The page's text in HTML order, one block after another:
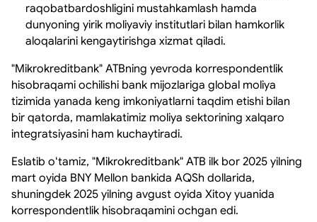
raqobatbardoshligini mustahkamlash hamda
dunyoning yirik moliyaviy institutlari bilan hamkorlik
aloqalarini kengaytirishga xizmat qiladi.
"Mikrokreditbank" ATBning yevroda korrespondentlik
hisobraqami ochilishi bank mijozlariga global moliya
tizimida yanada keng imkoniyatlarni taqdim etishi bilan
bir qatorda, mamlakatimiz moliya sektorining xalqaro
integratsiyasini ham kuchaytiradi.
Eslatib oʻtamiz, "Mikrokreditbank" ATB ilk bor 2025 yilning
mart oyida BNY Mellon bankida AQSh dollarida,
shuningdek 2025 yilning avgust oyida Xitoy yuanida
korrespondentlik hisobraqamini ochgan edi.